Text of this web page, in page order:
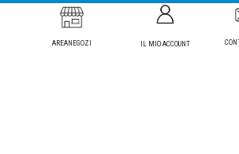
AREANEGOZI IL MIO ACCOUNT